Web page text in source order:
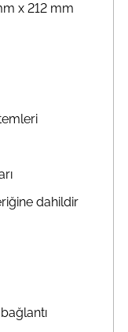
x 212 mm
dahildir